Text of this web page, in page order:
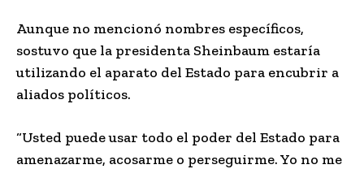
Aunque no mencionó nombres específicos,
sostuvo que la presidenta Sheinbaum estaría
utilizando el aparato del Estado para encubrir a
aliados políticos.
“Usted puede usar todo el poder del Estado para
amenazarme, acosarme o perseguirme. Yo no me